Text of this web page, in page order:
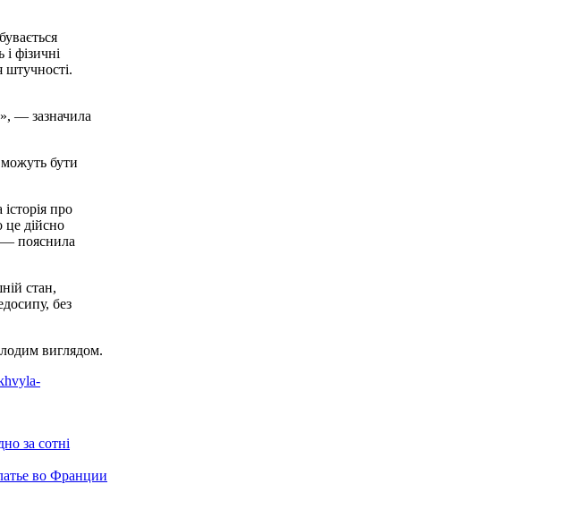
фізичні
штучності.
— зазначила
можуть бути
про
це дійсно
— пояснила
стан,
без
виглядом.
за сотні
во Франции